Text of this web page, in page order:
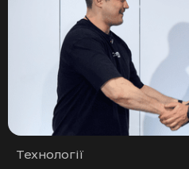
Рубрики
Технології